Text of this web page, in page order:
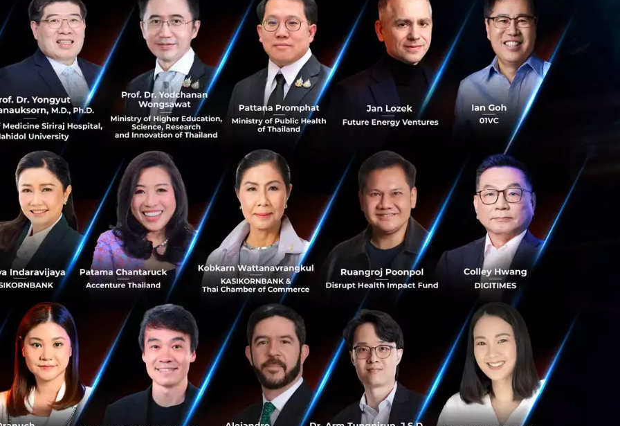
ตกรรม (Innovation) เพื่อเร่งสปีดการผลิตสิ่งใหม่ ๆ ให้ธนาคารกสิกรไทย
การของพันธมิตรด้วยการเปิด API รับการเชื่อมต่อเข้ากับระบบบริการของ
API) ปัจจุบันมีการเปิดรับการเชื่อมต่อสำหรับบริการหลากหลาย อาทิ การ
ระเงิน Pay with K PLUS (Pay with K PLUS API) เชื่อมต่อเข้าสู่บริการชำระเงิน
API), เชื่อมต่อเพื่อยืนยันตัวตน (Authentication API), เชื่อมต่อบริการอี-วอลเล็ต
ต้น ซึ่งในปัจจุบันมีพันธมิตรเชื่อมต่อ API กับระบบธนาคารกว่า 50 บริษัท